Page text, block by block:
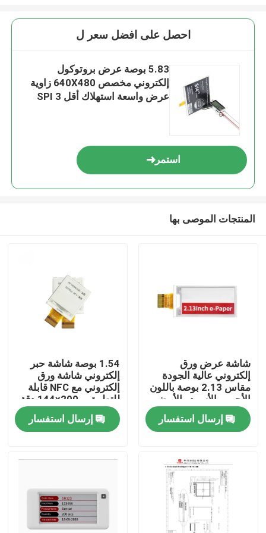
منتجات
أشرطة فيديو
احصل على افضل سعر ل
5.83 بوصة عرض بروتوكول
إلكتروني مخصص 640X480 زاوية
عرض واسعة استهلاك أقل SPI 3
استمر
المنتجات الموصى بها
شاشة عرض ورق
إلكتروني عالية الجودة
مقاس 2.13 بوصة باللون
الأحمر والأسود والأبيض
لغرض ملصق الرف
إرسال استفسار
1.54 بوصة شاشة حبر
إلكتروني شاشة ورق
إلكتروني مع NFC قابلة
للتطبيق و 144x200 دقة
إرسال استفسار